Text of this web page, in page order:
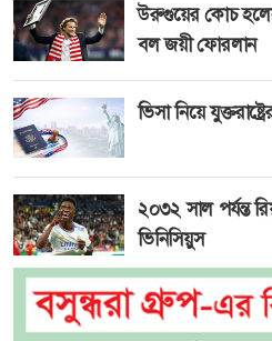
উরুগুয়ের কোচ
বল জয়ী ফোরলান
ভিসা নিয়ে
২০৩২ সাল পর্যন্ত
ভিনিসিয়ুস